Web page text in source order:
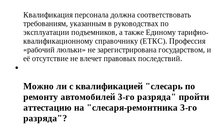
Квалификация персонала должна соответствовать
требованиям, указанным в руководствах по
эксплуатации подъемников, а также Единому тарифно-
квалификационному справочнику (ЕТКС). Профессия
«рабочий люльки» не зарегистрирована государством, и
её отсутствие не влечет правовых последствий.
Можно ли с квалификацией "слесарь по
ремонту автомобилей 3-го разряда" пройти
аттестацию на "слесаря-ремонтника 3-го
разряда"?